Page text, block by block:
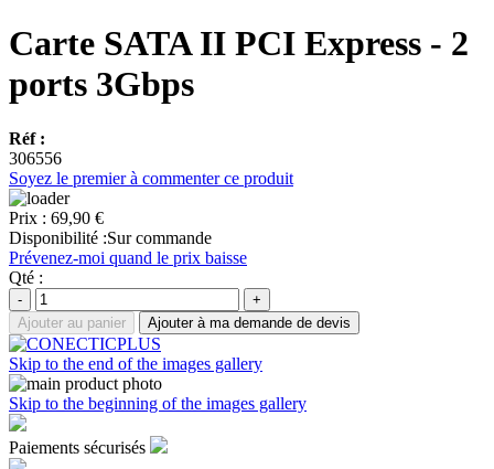
Carte SATA II PCI Express - 2
ports 3Gbps
Réf :
306556
Soyez le premier à commenter ce produit
Prix : 69,90 €
Disponibilité :Sur commande
Prévenez-moi quand le prix baisse
Qté :
-
+
Ajouter au panier
Ajouter à ma demande de devis
Skip to the end of the images gallery
Skip to the beginning of the images gallery
Paiements sécurisés